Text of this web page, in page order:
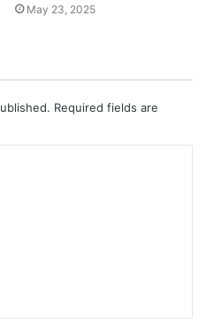
May 23, 2025
Required fields are